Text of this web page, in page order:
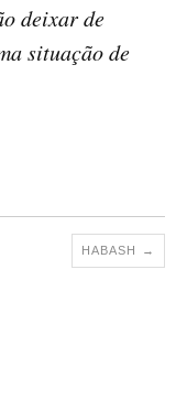
deixar de
situação de
HABASH →